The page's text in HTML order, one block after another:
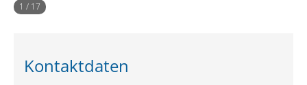
1 / 17
Kontaktdaten